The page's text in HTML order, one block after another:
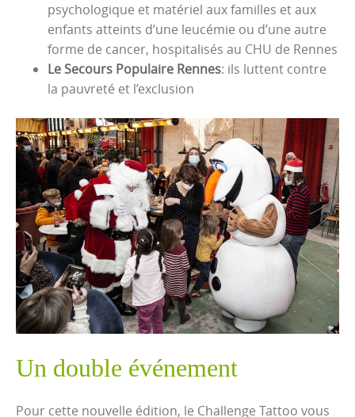
psychologique et matériel aux familles et aux
enfants atteints d’une leucémie ou d’une autre
forme de cancer, hospitalisés au CHU de Rennes
Le Secours Populaire Rennes: ils luttent contre
la pauvreté et l’exclusion
Un double événement
Pour cette nouvelle édition, le Challenge Tattoo vous